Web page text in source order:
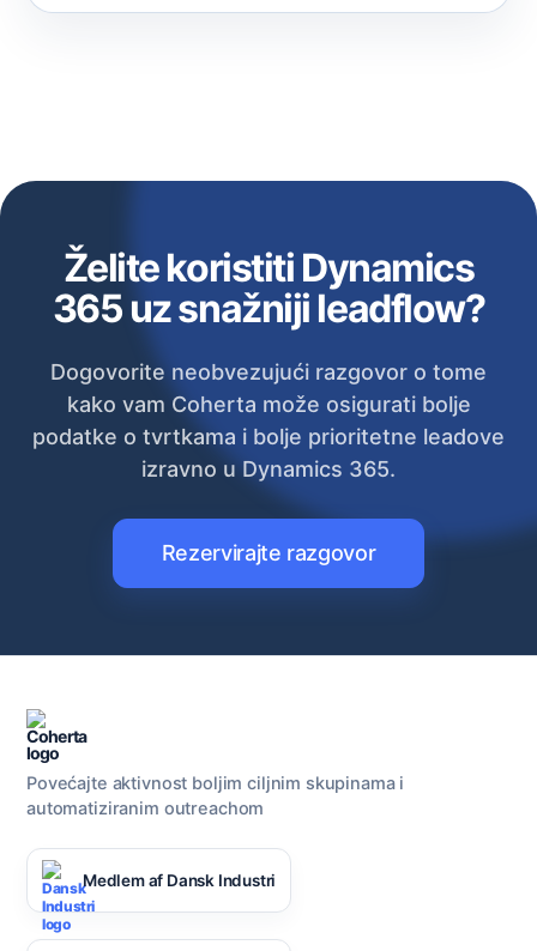
Želite koristiti Dynamics
365 uz snažniji leadflow?
Dogovorite neobvezujući razgovor o tome
kako vam Coherta može osigurati bolje
podatke o tvrtkama i bolje prioritetne leadove
izravno u Dynamics 365.
Rezervirajte razgovor
Povećajte aktivnost boljim ciljnim skupinama i
automatiziranim outreachom
Medlem af Dansk Industri